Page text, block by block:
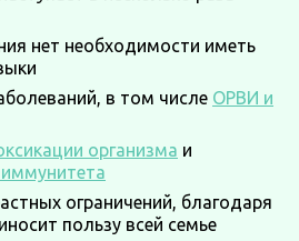
нет необходимости иметь
в том числе ОРВИ и
организма и
ограничений, благодаря
пользу всей семье